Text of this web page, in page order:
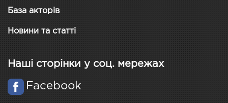
База акторів
Новини та статті
Наші сторінки у соц. мережах
Facebook